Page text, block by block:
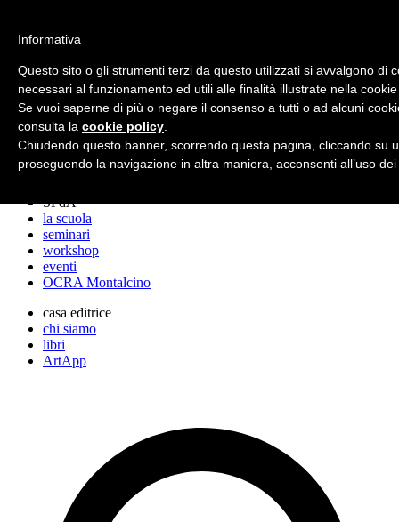
archos
lo studio
progetti
lectures
stampa
SPdA
la scuola
seminari
workshop
eventi
OCRA Montalcino
casa editrice
chi siamo
libri
ArtApp
Informativa
Questo sito o gli strumenti terzi da questo utilizzati si avvalgono di
necessari al funzionamento ed utili alle finalità illustrate nella
Se vuoi saperne di più o negare il consenso a tutti o ad alcuni
consulta la cookie policy
Chiudendo questo banner, scorrendo questa pagina, cliccando su
proseguendo la navigazione in altra maniera, acconsenti all’uso